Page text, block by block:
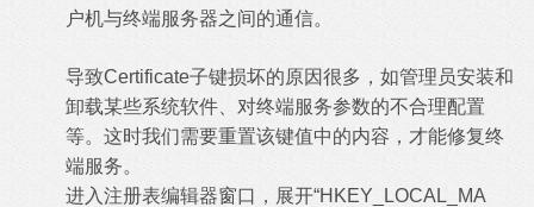
户机与终端服务器之间的通信。
导致Certificate子键损坏的原因很多，如管理员安装和
卸载某些系统软件、对终端服务参数的不合理配置
等。这时我们需要重置该键值中的内容，才能修复终
端服务。
进入注册表编辑器窗口，展开“HKEY_LOCAL_MA